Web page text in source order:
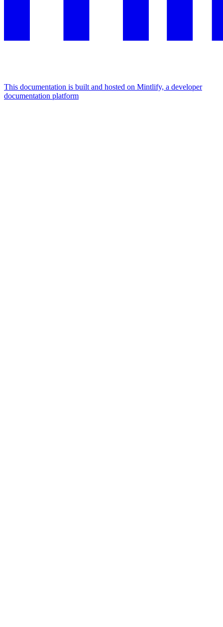
This documentation is built and hosted on Mintlify, a developer
documentation platform